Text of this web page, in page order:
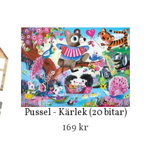
Pussel - Kärlek (20 bitar)
169 kr